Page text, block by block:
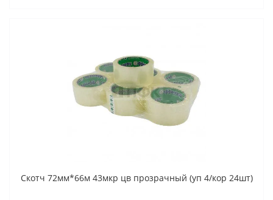
Скотч 72мм*66м 43мкр цв прозрачный (уп 4/кор 24шт)